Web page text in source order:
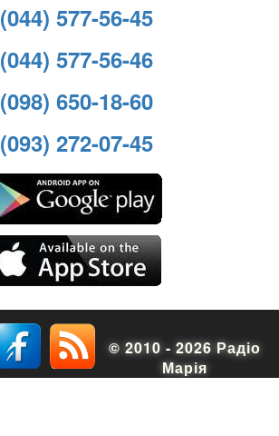
(044) 577-56-45
(044) 577-56-46
(098) 650-18-60
(093) 272-07-45
© 2010 - 2026 Радіо
Марія